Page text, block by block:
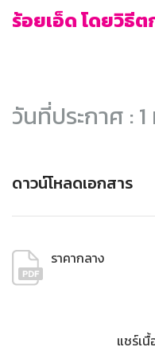
ร้อยเอ็ด โดยวิธีต
วันที่ประกาศ : 1
ดาวน์โหลดเอกสาร
ราคากลาง
แชร์เนื้